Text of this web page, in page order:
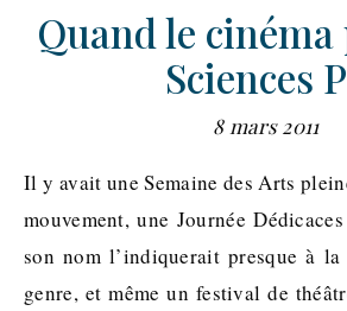
Quand le cinéma
Sciences
8 mars 2011
Il y avait une Semaine des Arts pleine de musique et de
mouvement, une Journée
son nom l’indiquerait presque à
genre, et même un festival de